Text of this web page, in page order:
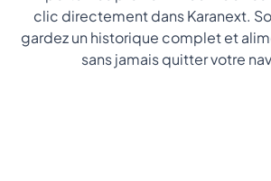
clic directement dans Karanext.
gardez un historique complet et
sans jamais quitter votre